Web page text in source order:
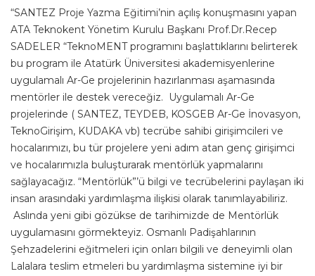
“SANTEZ Proje Yazma Eğitimi’nin açılış konuşmasını yapan
ATA Teknokent Yönetim Kurulu Başkanı Prof.Dr.Recep
SADELER “TeknoMENT programını başlattıklarını belirterek
bu program ile Atatürk Üniversitesi akademisyenlerine
uygulamalı Ar-Ge projelerinin hazırlanması aşamasında
mentörler ile destek vereceğiz. Uygulamalı Ar-Ge
projelerinde ( SANTEZ, TEYDEB, KOSGEB Ar-Ge İnovasyon,
TeknoGirişim, KUDAKA vb) tecrübe sahibi girişimcileri ve
hocalarımızı, bu tür projelere yeni adım atan genç girişimci
ve hocalarımızla buluşturarak mentörlük yapmalarını
sağlayacağız. “Mentörlük”’ü bilgi ve tecrübelerini paylaşan iki
insan arasındaki yardımlaşma ilişkisi olarak tanımlayabiliriz.
Aslında yeni gibi gözükse de tarihimizde de Mentörlük
uygulamasını görmekteyiz. Osmanlı Padişahlarının
Şehzadelerini eğitmeleri için onları bilgili ve deneyimli olan
Lalalara teslim etmeleri bu yardımlaşma sistemine iyi bir